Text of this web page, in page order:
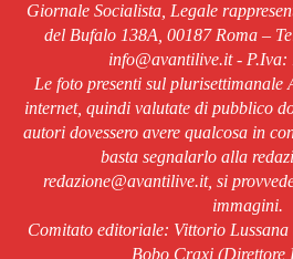
Giornale Socialista, Legale
del Bufalo 138A, 00187 Roma –
info@avantilive.it - P.Iva:
Le foto presenti sul plurisettimanale
internet, quindi valutate di pubblico
autori dovessero avere qualcosa in
basta segnalarlo alla
redazione@avantilive.it, si
immagini.
Comitato editoriale: Vittorio Lussana
Bobo Craxi (Direttore